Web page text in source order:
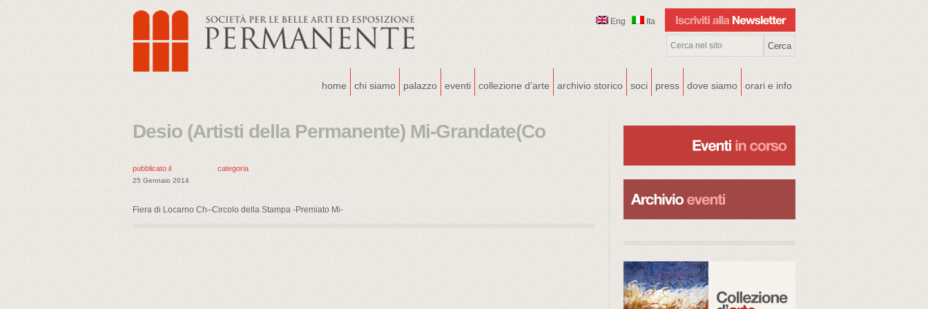
Eng Ita
home chi siamo palazzo eventi collezione d’arte archivio storico soci press dove siamo orari e info
Desio (Artisti della Permanente) Mi-Grandate(Co
pubblicato il
25 Gennaio 2014
categoria
Fiera di Locarno Ch–Circolo della Stampa -Premiato Mi-